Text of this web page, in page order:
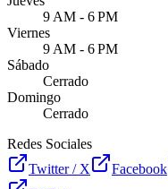
9 AM - 6 PM
Viernes
9 AM - 6 PM
Sábado
Cerrado
Domingo
Cerrado
Redes Sociales
Twitter / X
Facebook